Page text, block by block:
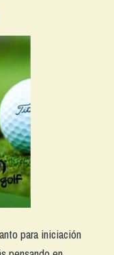
para iniciación